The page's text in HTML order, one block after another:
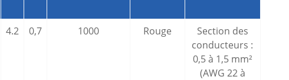
4.2 0,7 1000 Rouge
Section des
conducteurs :
0,5 à 1,5 mm²
(AWG 22 à